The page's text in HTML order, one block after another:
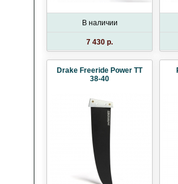
В наличии
7 430 p.
Drake Freeride Power TT
38-40